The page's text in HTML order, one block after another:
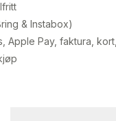
& Instabox)
Apple Pay, faktura,